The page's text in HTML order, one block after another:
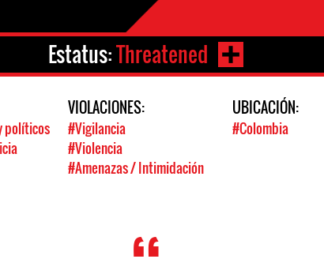
Estatus:Threatened
políticos
VIOLACIONES:
#Vigilancia
#Violencia
#Amenazas / Intimidación
UBICACIÓN:
#Colombia